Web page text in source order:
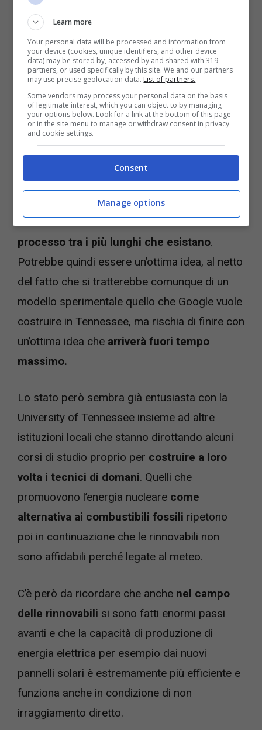
Il progetto viene descritto dai suoi promotori
come un passo importante nel futuro della
sicurezza energetica. Ma oltre allo spettro
della eventuale fuoriuscita di materiale
radioattivo, quindi di qualcosa di simile a
Fukushimao, peggio ancora, aChernobyl,
un altro problema: iltempo.
Perché se è vero che nel momento in cui i
reattori nucleari entrano in funzione poi
l’energia viene prodotta a palate,
costruzione di una centrale nucleare è un
processo tra i più lunghi che esistano.
Potrebbe quindi essere un’ottima idea, al netto
del fatto che si tratterebbe comunque di un
modello sperimentale quello che Google vuole
costruire in Tennessee, ma rischia di finire con
un’ottima idea che arriverà fuori tempo
massimo.
Lo stato però sembra già entusiasta con la
University of Tennessee insieme ad altre
istituzioni locali che stanno dirottando alcuni
corsi di studio proprio per costruire a loro
volta i tecnici di domani. Quelli che
promuovono l’energia nucleare come
alternativa ai combustibili fossili ripetono
poi in continuazione che le rinnovabili non
sono affidabili perché legate al meteo.
C’è però da ricordare che anche nel campo
delle rinnovabili si sono fatti enormi passi
avanti e che la capacità di produzione di
energia elettrica per esempio dai nuovi
pannelli solari è estremamente più efficiente e
funziona anche in condizione di non
irraggiamento diretto.
Learn more
Your personal data will be processed and information from
your device (cookies, unique identifiers, and other device
data) may be stored by, accessed by and shared with 319
partners, or used specifically by this site. We and our partners
may use precise geolocation data. List of partners.
Some vendors may process your personal data on the basis
of legitimate interest, which you can object to by managing
your options below. Look for a link at the bottom of this page
or in the site menu to manage or withdraw consent in privacy
and cookie settings.
Consent
Manage options